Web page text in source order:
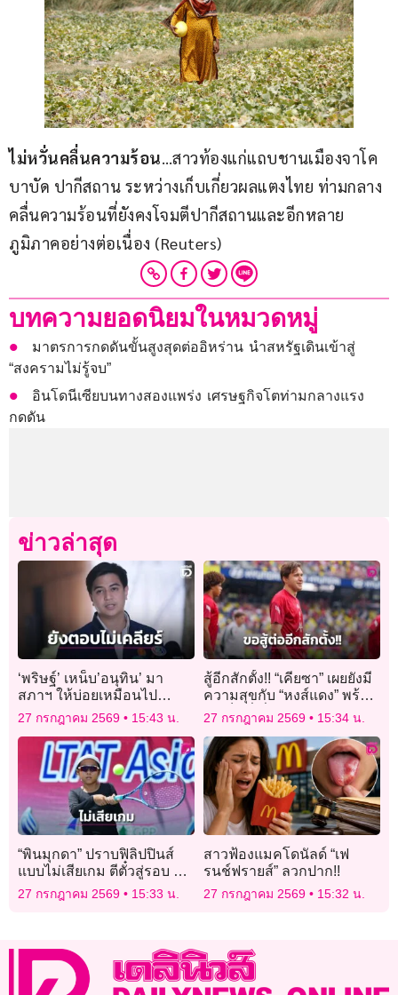
ไม่หวั่นคลื่นความร้อน …สาวท้องแก่แถบชานเมืองจาโค
บาบัด ปากีสถาน ระหว่างเก็บเกี่ยวผลแตงไทย ท่ามกลาง
คลื่นความร้อนที่ยังคงโจมตีปากีสถานและอีกหลาย
ภูมิภาคอย่างต่อเนื่อง (Reuters)
บทความยอดนิยมในหมวดหมู่
มาตรการกดดันขั้นสูงสุดต่ออิหร่าน นำสหรัฐเดินเข้าสู่
“สงครามไม่รู้จบ”
อินโดนีเซียบนทางสองแพร่ง เศรษฐกิจโตท่ามกลางแรง
กดดัน
ข่าวล่าสุด
‘พริษฐ์’ เหน็บ’อนุทิน’ มา
สภาฯ ให้บ่อยเหมือนไป
รร.พูลแมน ขอให้ดีเอสไอ
ตรวจสอบกล้องวงจรปิด
27 กรกฎาคม 2569 15:43 น.
สู้อีกสักตั้ง!! “เคียซา” เผยยังมี
ความสุขกับ “หงส์แดง” พร้อม
ทำเต็มที่เพื่อโอกาสลงสนาม
ช่วยทีม
27 กรกฎาคม 2569 15:34 น.
“พินมุกดา” ปราบฟิลิปปินส์
แบบไม่เสียเกม ตีตั๋วสู่รอบ 16
คน ศึกแอลทีเอที เอทีเอฟ เอ
27 กรกฎาคม 2569 15:33 น.
สาวฟ้องแมคโดนัลด์ “เฟ
รนช์ฟรายส์” ลวกปาก!!
27 กรกฎาคม 2569 15:32 น.